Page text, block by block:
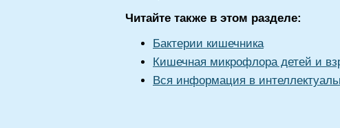
Читайте также в этом разделе:
Бактерии кишечника
Кишечная микрофлора детей и
Вся информация в